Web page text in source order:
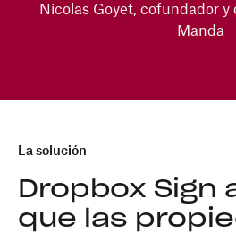
Nicolas Goyet, cofundador y
Manda
La solución
Dropbox Sign
que las